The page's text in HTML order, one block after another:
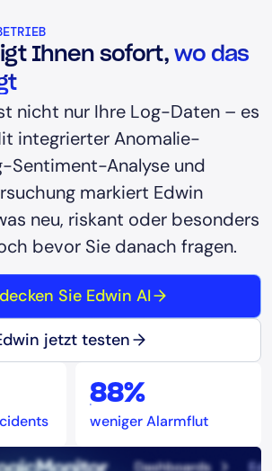
Ihnen sofort,wo das
nicht nur Ihre Log-Daten – es
integrierter Anomalie-
Sentiment-Analyse und
markiert Edwin
neu, riskant oder besonders
bevor Sie danach fragen.
Sie Edwin AI
jetzt testen
88%
weniger Alarmflut